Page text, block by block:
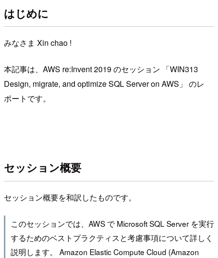
はじめに
みなさま Xin chao !
本記事は、AWS re:Invent 2019 のセッション 「WIN313
Design, migrate, and optimize SQL Server on AWS」 のレ
ポートです。
セッション概要
セッション概要を和訳したものです。
このセッションでは、AWS で Microsoft SQL Server を実行
するためのベストプラクティスと考慮事項について詳しく
説明します。 Amazon Elastic Compute Cloud (Amazon